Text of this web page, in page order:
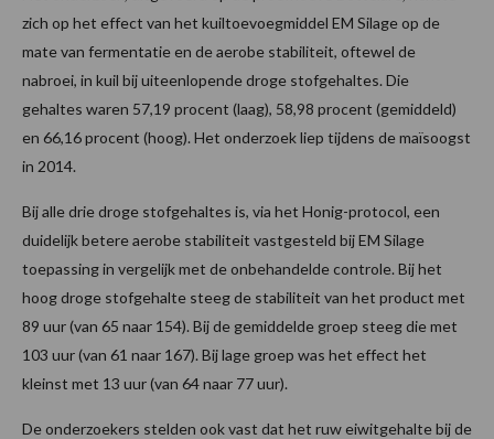
zich op het effect van het kuiltoevoegmiddel EM Silage op de
mate van fermentatie en de aerobe stabiliteit, oftewel de
nabroei, in kuil bij uiteenlopende droge stofgehaltes. Die
gehaltes waren 57,19 procent (laag), 58,98 procent (gemiddeld)
en 66,16 procent (hoog). Het onderzoek liep tijdens de maïsoogst
in 2014.
Bij alle drie droge stofgehaltes is, via het Honig-protocol, een
duidelijk betere aerobe stabiliteit vastgesteld bij EM Silage
toepassing in vergelijk met de onbehandelde controle. Bij het
hoog droge stofgehalte steeg de stabiliteit van het product met
89 uur (van 65 naar 154). Bij de gemiddelde groep steeg die met
103 uur (van 61 naar 167). Bij lage groep was het effect het
kleinst met 13 uur (van 64 naar 77 uur).
De onderzoekers stelden ook vast dat het ruw eiwitgehalte bij de